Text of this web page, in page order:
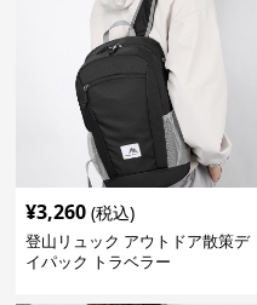
¥3,260 (税込)
登山リュック アウトドア散策デ
イパック トラベラー